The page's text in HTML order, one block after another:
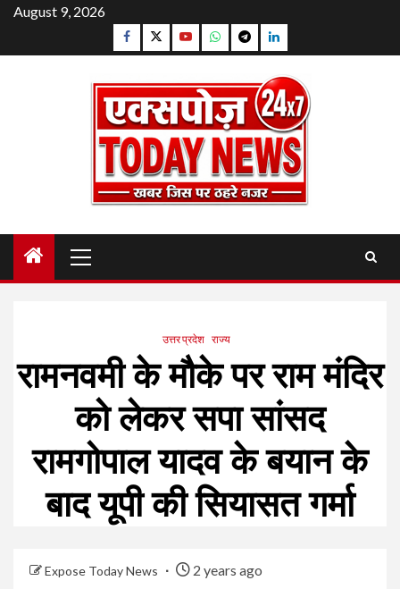
Skip
content
August 9, 2026
Facebook
TwitterYouTubeWhatsapp
TelegramLinkedin
Menu
उत्तर प्रदेश राज्य
रामनवमी के मौके पर राम मंदिर
को लेकर सपा सांसद
रामगोपाल यादव के बयान के
बाद यूपी की सियासत गर्मा
Expose Today News 2 years ago